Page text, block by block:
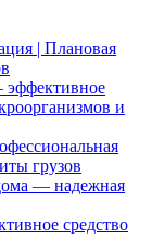
| Плановая
и
грузов
— надежная
средство